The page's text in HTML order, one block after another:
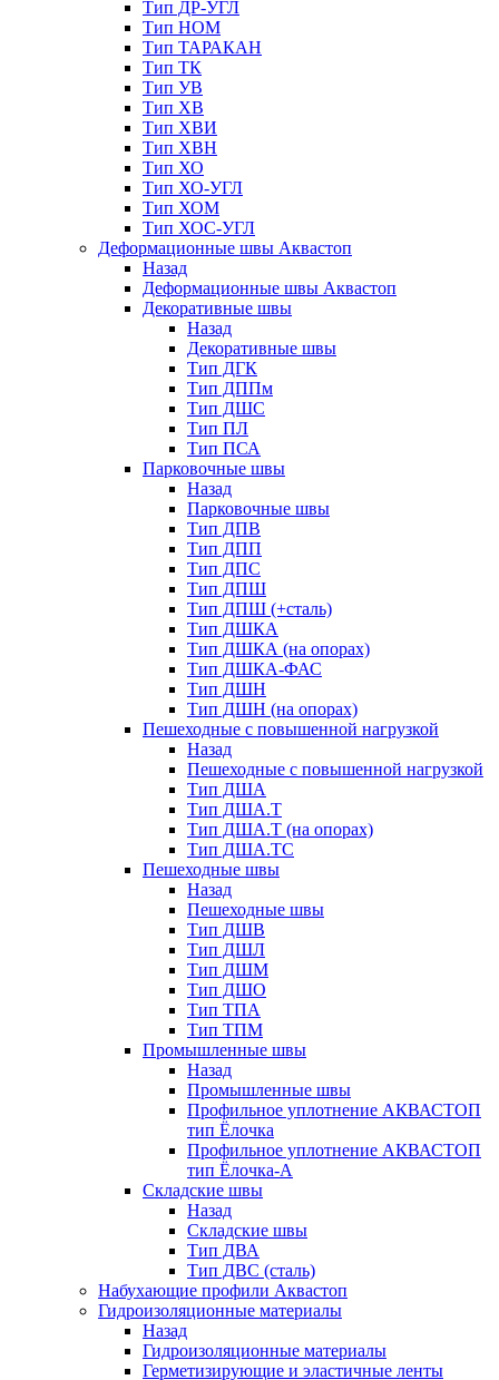
Тип ДР-УГЛ
Тип НОМ
Тип ТАРАКАН
Тип ТК
Тип УВ
Тип ХВ
Тип ХВИ
Тип ХВН
Тип ХО
Тип ХО-УГЛ
Тип ХОМ
Тип ХОС-УГЛ
Деформационные швы Аквастоп
Назад
Деформационные швы Аквастоп
Декоративные швы
Назад
Декоративные швы
Тип ДГК
Тип ДППм
Тип ДШС
Тип ПЛ
Тип ПСА
Парковочные швы
Назад
Парковочные швы
Тип ДПВ
Тип ДПП
Тип ДПС
Тип ДПШ
Тип ДПШ (+сталь)
Тип ДШКА
Тип ДШКА (на опорах)
Тип ДШКА-ФАС
Тип ДШН
Тип ДШН (на опорах)
Пешеходные с повышенной нагрузкой
Назад
Пешеходные с повышенной нагрузкой
Тип ДША
Тип ДША.Т
Тип ДША.Т (на опорах)
Тип ДША.ТС
Пешеходные швы
Назад
Пешеходные швы
Тип ДШВ
Тип ДШЛ
Тип ДШМ
Тип ДШО
Тип ТПА
Тип ТПМ
Промышленные швы
Назад
Промышленные швы
Профильное уплотнение АКВАСТОП
тип Ёлочка
Профильное уплотнение АКВАСТОП
тип Ёлочка-А
Складские швы
Назад
Складские швы
Тип ДВА
Тип ДВС (сталь)
Набухающие профили Аквастоп
Гидроизоляционные материалы
Назад
Гидроизоляционные материалы
Герметизирующие и эластичные ленты